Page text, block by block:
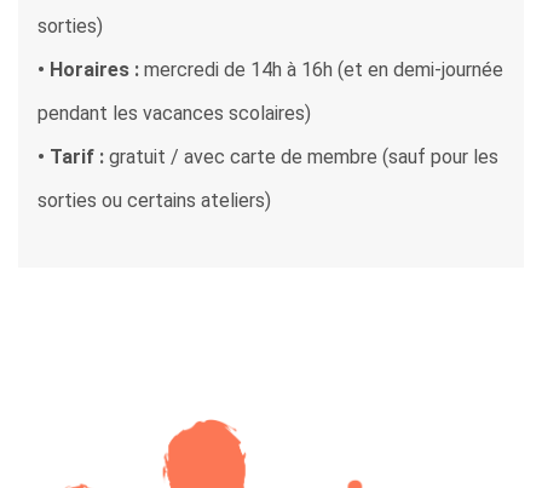
sorties)
• Horaires : mercredi de 14h à 16h (et en demi-journée
pendant les vacances scolaires)
• Tarif : gratuit / avec carte de membre (sauf pour les
sorties ou certains ateliers)